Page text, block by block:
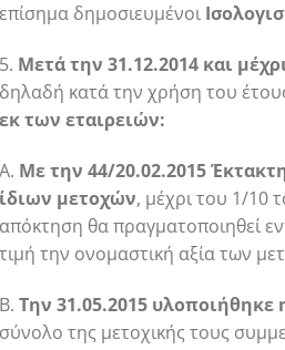
επίσημα δημοσιευμένοι
5. Μετά την 31.12.2014 και
δηλαδή κατά την χρήση του
εκ των εταιρειών:
Α. Με την 44/20.02.2015
ίδιων μετοχών, μέχρι του 1/10
απόκτηση θα πραγματοποιηθεί
τιμή την ονομαστική αξία των
Β. Την 31.05.2015
σύνολο της μετοχικής τους